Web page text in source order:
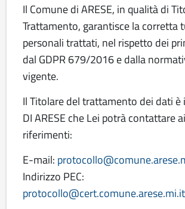
Il Comune di ARESE, in qualità di
Trattamento, garantisce la corretta
personali trattati, nel rispetto dei
dal GDPR 679/2016 e dalla
vigente.
Il Titolare del trattamento dei dati è
DI ARESE che Lei potrà contattare
riferimenti:
E-mail:
Indirizzo PEC:
protocollo@cert.comune.arese.mi.it